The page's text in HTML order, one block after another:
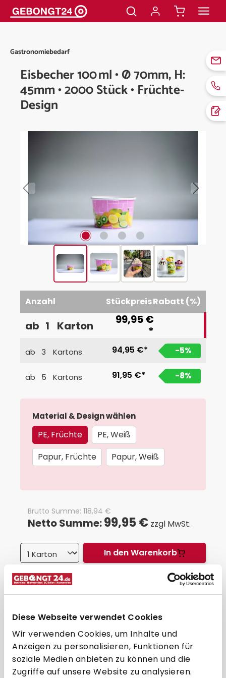
Diese Webseite verwendet Cookies
Wir verwenden Cookies, um Inhalte und
Anzeigen zu personalisieren, Funktionen für
soziale Medien anbieten zu können und die
Zugriffe auf unsere Website zu analysieren.
springen
Gastronomiebedarf
Eisbecher 100 ml • Ø 70mm, H:
45mm • 2000 Stück • Früchte-
Design
Anzahl StückpreisRabatt (%)
ab 1 Karton
99,95 €
*
ab 3 Kartons 94,95 €* -5%
ab 5 Kartons 91,95 €* -8%
Material & Design wählenauswählen
PE, Früchte
PE, Weiß
Papur, Früchte
Papur, Weiß
Netto Summe:99,95 € zzgl MwSt.
Brutto Summe: 118,94 €
In den Warenkorb
* Staffelpreise zzgl. MwSt.
Auf Lager, Lieferzeit: 1-3 Werktage
Haben Sie noch Wünsche?
Besonders hohe Stückzahlen zu Palettenpreisen?
Spezialgrößen oder Bonrollen in individuellem Design?